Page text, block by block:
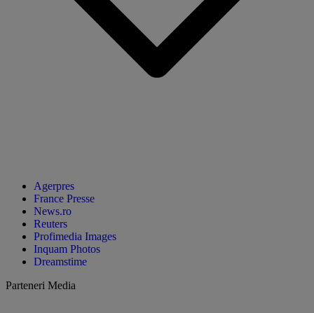
Agerpres
France Presse
News.ro
Reuters
Profimedia Images
Inquam Photos
Dreamstime
Parteneri Media